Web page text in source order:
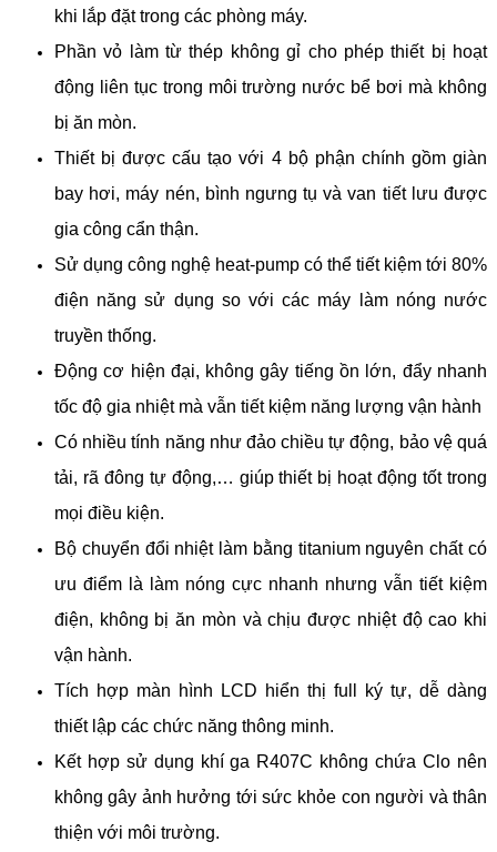
khi lắp đặt trong các phòng máy.
Phần vỏ làm từ thép không gỉ cho phép thiết bị hoạt
động liên tục trong môi trường nước bể bơi mà không
bị ăn mòn.
Thiết bị được cấu tạo với 4 bộ phận chính gồm giàn
bay hơi, máy nén, bình ngưng tụ và van tiết lưu được
gia công cẩn thận.
Sử dụng công nghệ heat-pump có thể tiết kiệm tới 80%
điện năng sử dụng so với các máy làm nóng nước
truyền thống.
Động cơ hiện đại, không gây tiếng ồn lớn, đẩy nhanh
tốc độ gia nhiệt mà vẫn tiết kiệm năng lượng vận hành
Có nhiều tính năng như đảo chiều tự động, bảo vệ quá
tải, rã đông tự động,… giúp thiết bị hoạt động tốt trong
mọi điều kiện.
Bộ chuyển đổi nhiệt làm bằng titanium nguyên chất có
ưu điểm là làm nóng cực nhanh nhưng vẫn tiết kiệm
điện, không bị ăn mòn và chịu được nhiệt độ cao khi
vận hành.
Tích hợp màn hình LCD hiển thị full ký tự, dễ dàng
thiết lập các chức năng thông minh.
Kết hợp sử dụng khí ga R407C không chứa Clo nên
không gây ảnh hưởng tới sức khỏe con người và thân
thiện với môi trường.